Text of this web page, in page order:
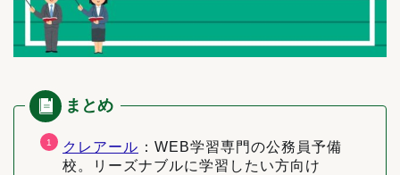
クレアール ：WEB学習専門の公務員予備
校。リーズナブルに学習したい方向け